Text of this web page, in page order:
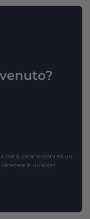
promozioni ed un
in qualsiasi